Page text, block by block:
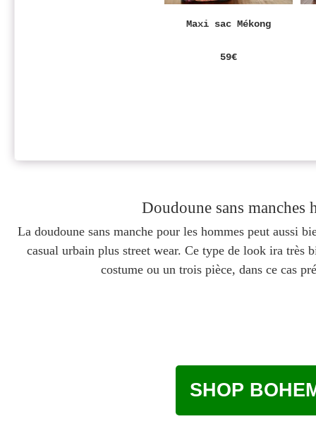
Maxi sac Mékong
59€
Doudoune sans manches
La doudoune sans manche pour les hommes peut aussi
casual urbain plus street wear. Ce type de look ira très
costume ou un trois pièce, dans ce cas
SHOP